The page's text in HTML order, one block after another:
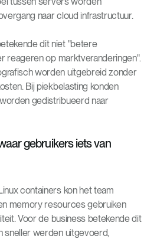
naar cloud infrastructuur.
dit niet "betere
reageren op marktveranderingen".
worden uitgebreid zonder
Bij piekbelasting konden
gedistribueerd naar
gebruikers iets van
containers kon het team
memory resources gebruiken
Voor de business betekende dit
sneller werden uitgevoerd,